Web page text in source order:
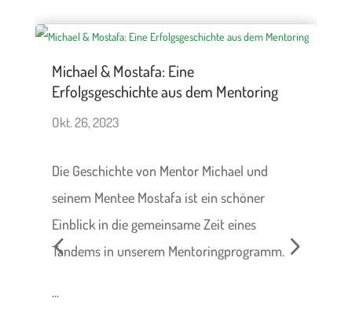
Eine
aus dem Mentoring
Mentor Michael und
Mostafa ist ein schöner
Zeit eines
Mentoringprogramm.
Camp United 2023
verbrachten wir mit 50
dem Zeltplatzlager am
diskutierten über die